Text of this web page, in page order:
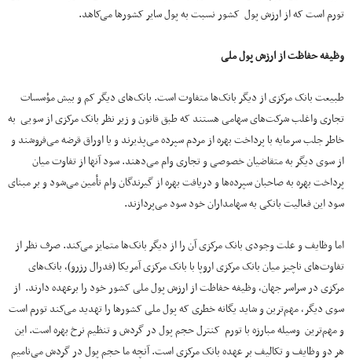
تورم است که از ارزش پول کشور نسبت به پول سایر کشورها می‌کاهد.
وظیفه حفاظت از ارزش پول ملی
طبیعت بانک مرکزی از دیگر بانک‌ها متفاوت است. بانک‌های دیگر کم و بیش مؤسسات
تجاری واغلب شرکت‌های سهامی هستند که طبق قانون و زیر نظر بانک مرکزی از سویی به
خاطر جلب سرمایه با پرداخت بهره از مردم سپرده می‌پذیرند و یا اوراق قرضه می‌فروشند و
از سوی دیگر به متقاضیان خصوصی و تجاری وام می‌دهند. سود آنها از تفاوت میان
پرداخت بهره به صاحبان سپرده‌ها و دریافت بهره از گیرندگان وام تأمین می‌شود و بر مبنای
سود این فعالیت بانکی به سهامداران خود سود می‌پردازند.
اما وظایف و علت وجودی بانک مرکزی آن را از دیگر بانک‌ها متمایز می‌کند. صرف نظر از
تفاوت‌های ناچیز میان بانک مرکزی اروپا با بانک مرکزی آمریکا (فدرال رزرو)، بانک‌های
مرکزی در سراسر جهان، وظیفه حفاظت از ارزش پول ملی کشور خود را برعهده دارند. از
سوی دیگر، مهم‌ترین و شاید یگانه خطری که پول ملی کشورها را تهدید می‌کند تورم است
و مهم‌ترین وسیله مبارزه با تورم کنترل حجم پول در گردش و تنظیم نرخ بهره است. این
هر دو وظایف و تکالیف بر عهده بانک مرکزی است. آنچه ما حجم پول در گردش می‌نامیم